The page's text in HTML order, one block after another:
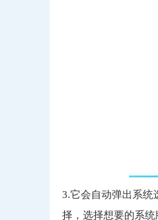
3.它会自动弹出系统
择，选择想要的系统